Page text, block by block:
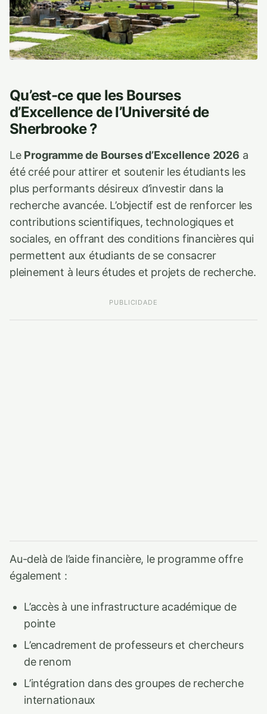
Qu’est-ce que les Bourses
d’Excellence de l’Université de
Sherbrooke ?
Le Programme de Bourses d’Excellence 2026 a
été créé pour attirer et soutenir les étudiants les
plus performants désireux d’investir dans la
recherche avancée. L’objectif est de renforcer les
contributions scientifiques, technologiques et
sociales, en offrant des conditions financières qui
permettent aux étudiants de se consacrer
pleinement à leurs études et projets de recherche.
PUBLICIDADE
Au-delà de l’aide financière, le programme offre
également :
L’accès à une infrastructure académique de
pointe
L’encadrement de professeurs et chercheurs
de renom
L’intégration dans des groupes de recherche
internationaux